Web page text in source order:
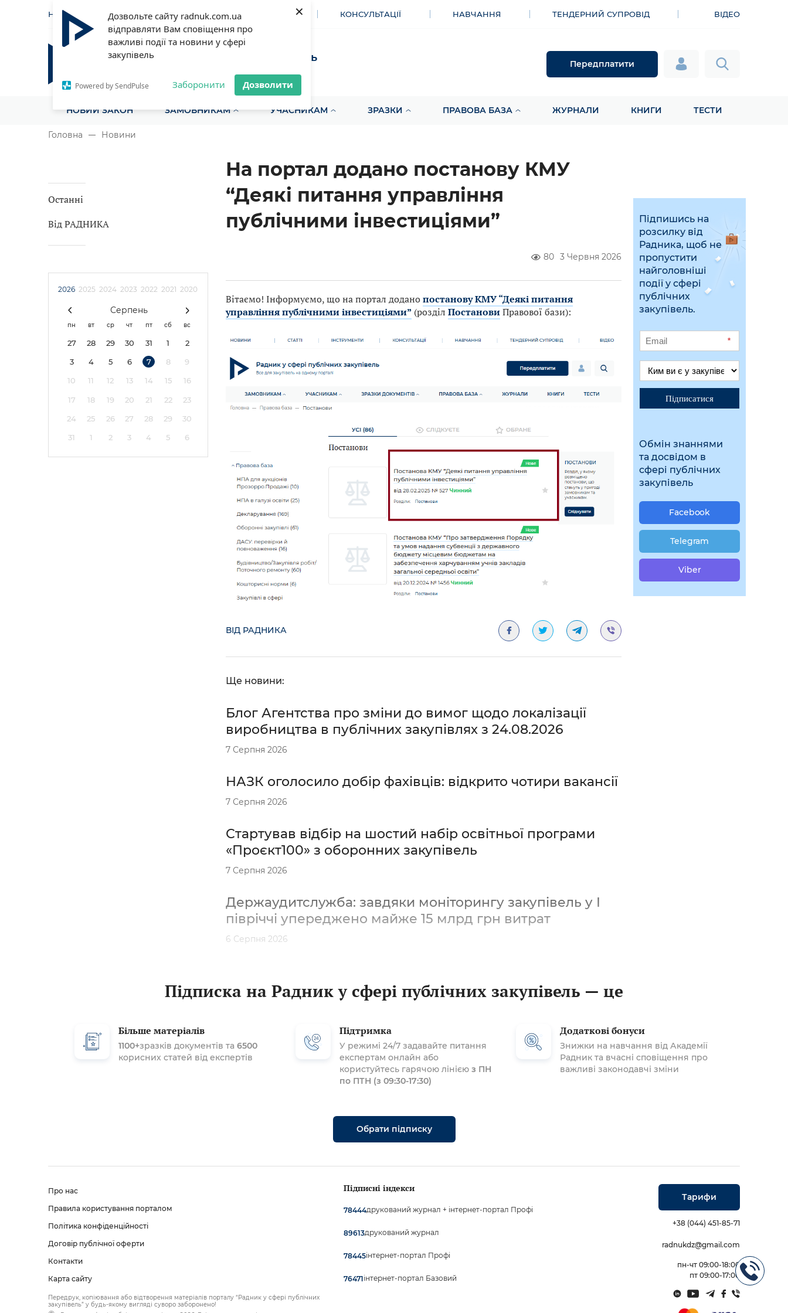
Дозвольте сайту radnuk.com.ua
відправляти Вам сповіщення про
важливі події та новини у сфері
закупівель
Powered by SendPulse Заборонити Дозволити
×
НОВИНИ СТАТТІ ІНСТРУМЕНТИ КОНСУЛЬТАЦІЇ НАВЧАННЯ ТЕНДЕРНИЙ СУПРОВІД ВІДЕО
Радник у сфері публічних закупівель Передплатити
НОВИЙ ЗАКОН ЗАМОВНИКАМ УЧАСНИКАМ ЗРАЗКИ ПРАВОВА БАЗА ЖУРНАЛИ КНИГИ ТЕСТИ
Головна Новини
Останні
Від РАДНИКА
2026 2025 2024 2023 2022 2021 2020
Серпень
пн вт ср чт пт сб вс
27 28 29 30 31 1 2
3 4 5 6 7 8 9
10 11 12 13 14 15 16
17 18 19 20 21 22 23
24 25 26 27 28 29 30
31 1 2 3 4 5 6
На портал додано постанову КМУ
“Деякі питання управління
публічними інвестиціями”
80 3 Червня 2026
Вітаємо! Інформуємо, що на портал доданопостанову КМУ “Деякі питання
управління публічними інвестиціями” (розділ ПостановиПравової бази):
ВІД РАДНИКА
Ще новини:
Блог Агентства про зміни до вимог щодо локалізації
виробництва в публічних закупівлях з 24.08.2026
7 Серпня 2026
НАЗК оголосило добір фахівців: відкрито чотири вакансії
7 Серпня 2026
Стартував відбір на шостий набір освітньої програми
«Проєкт100» з оборонних закупівель
7 Серпня 2026
Держаудитслужба: завдяки моніторингу закупівель у І
півріччі упереджено майже 15 млрд грн витрат
6 Серпня 2026
Підпишись на
розсилку від
Радника, щоб не
пропустити
найголовніші
події у сфері
публічних
закупівель.
*
Підписатися
Обмін знаннями
та досвідом в
сфері публічних
закупівель
Facebook
Telegram
Viber
Підписка на Радник у сфері публічних закупівель — це
Більше матеріалів
1100+зразків документів та 6500
корисних статей від експертів
Підтримка
У режимі 24/7 задавайте питання
експертам онлайн або
користуйтесь гарячою лінією з ПН
по ПТН (з 09:30-17:30)
Додаткові бонуси
Знижки на навчання від Академії
Радник та вчасні сповіщення про
важливі законодавчі зміни
Обрати підписку
Про нас
Правила користування порталом
Політика конфіденційності
Договір публічної оферти
Контакти
Карта сайту
Передрук, копіювання або відтворення матеріалів порталу “Радник у сфері публічних
закупівель” у будь-якому вигляді суворо заборонено!
Підписні індекси
78444друкований журнал + інтернет-портал Профі
89613друкований журнал
78445інтернет-портал Профі
76471інтернет-портал Базовий
Тарифи
+38 (044) 451-85-71
radnukdz@gmail.com
пн-чт 09:00-18:00
пт 09:00-17:00